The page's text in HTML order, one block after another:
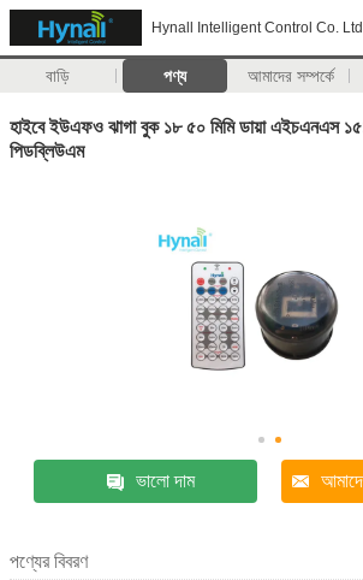
Hynall Intelligent Control Co. Ltd
বাড়ি পণ্য আমাদের সম্পর্কে
হাইবে ইউএফও ঝাগা বুক ১৮ ৫০ মিমি ডায়া এইচএনএস
পিডব্লিউএম
ভালো দাম
পণ্যের বিবরণ